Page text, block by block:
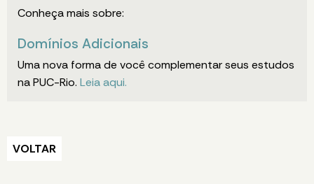
Conheça mais sobre:
Domínios Adicionais
Uma nova forma de você complementar seus estudos
na PUC-Rio. Leia aqui.
VOLTAR